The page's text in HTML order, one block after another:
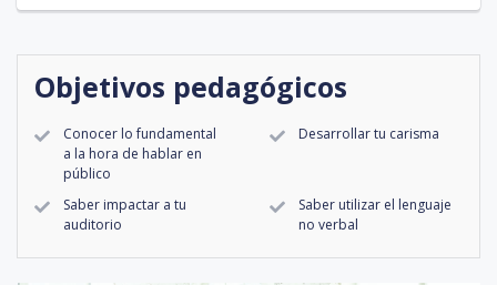
Objetivos pedagógicos
Conocer lo fundamental
a la hora de hablar en
público
Desarrollar tu carisma
Saber impactar a tu
auditorio
Saber utilizar el lenguaje
no verbal